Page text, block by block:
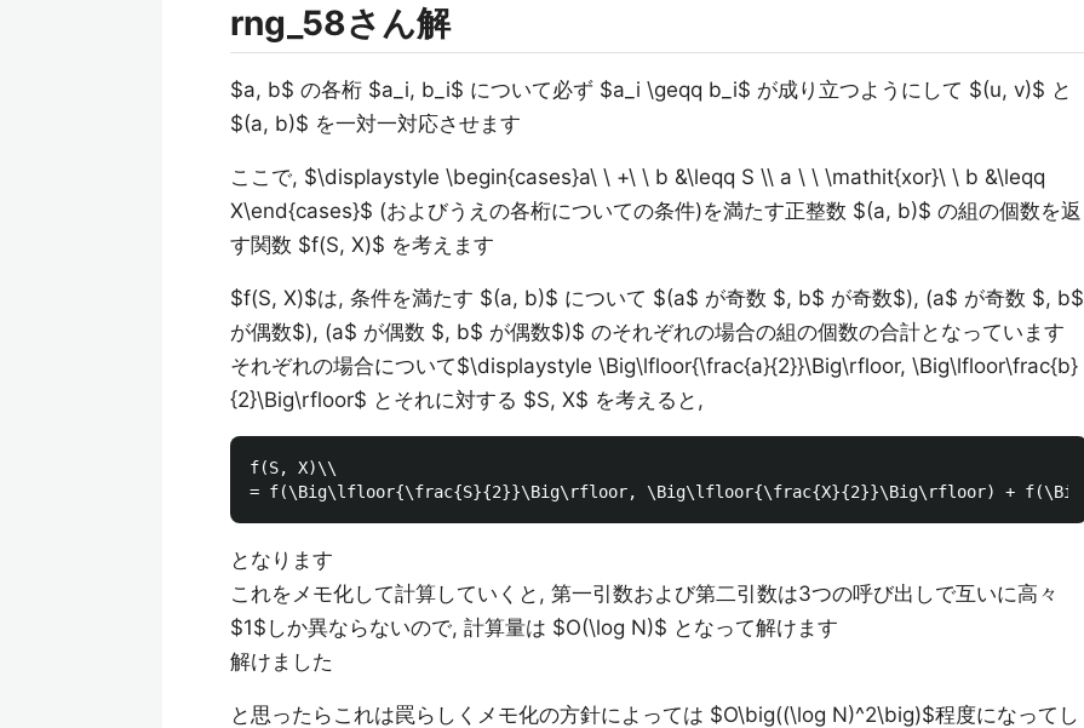
rng_58さん解
$a, b$ の各桁 $a_i, b_i$ について必ず $a_i \geqq b_i$ が成り立つようにして $(u, v)$ と
$(a, b)$ を一対一対応させます
ここで, $\displaystyle \begin{cases}a\ \ +\ \ b &\leqq S \\ a \ \ \mathit{xor}\ \ b &\leqq
X\end{cases}$ (およびうえの各桁についての条件)を満たす正整数 $(a, b)$ の組の個数を返
す関数 $f(S, X)$ を考えます
$f(S, X)$は, 条件を満たす $(a, b)$ について $(a$ が奇数 $, b$ が奇数$), (a$ が奇数 $, b$
が偶数$), (a$ が偶数 $, b$ が偶数$)$ のそれぞれの場合の組の個数の合計となっています
それぞれの場合について$\displaystyle \Big\lfloor{\frac{a}{2}}\Big\rfloor, \Big\lfloor\frac{b}
{2}\Big\rfloor$ とそれに対する $S, X$ を考えると,
f(S, X)\\
となります
これをメモ化して計算していくと, 第一引数および第二引数は3つの呼び出しで互いに高々
$1$しか異ならないので, 計算量は $O(\log N)$ となって解けます
解けました
と思ったらこれは罠らしくメモ化の方針によっては $O\big((\log N)^2\big)$程度になってし